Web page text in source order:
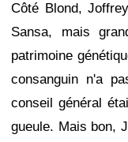
Côté Blond,
Sansa, mais
patrimoine
consanguin n'a
conseil général
gueule. Mais bon,